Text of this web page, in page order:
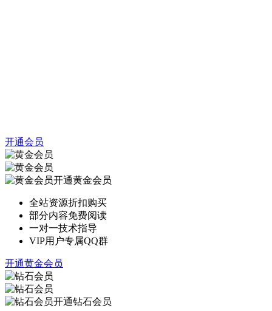
开通会员
开通黄金会员
全站资源折扣购买
部分内容免费阅读
一对一技术指导
VIP用户专属QQ群
开通黄金会员
开通钻石会员